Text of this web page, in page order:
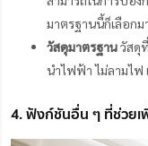
มาตรฐานนี้ก็เลือกม
วัสดุมาตรฐานวัสดุ
นำไฟฟ้า ไม่ลามไฟ
4. ฟังก์ชันอื่น ๆ ที่ช่วย